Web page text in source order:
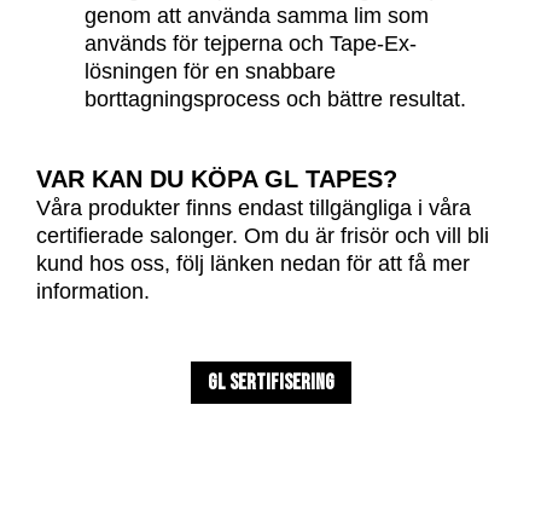
genom att använda samma lim som
används för tejperna och Tape-Ex-
lösningen för en snabbare
borttagningsprocess och bättre resultat.
VAR KAN DU KÖPA GL TAPES?
Våra produkter finns endast tillgängliga i våra
certifierade salonger. Om du är frisör och vill bli
kund hos oss, följ länken nedan för att få mer
information.
GL SERTIFISERING